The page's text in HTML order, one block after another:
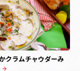
クラムチャウダーみ